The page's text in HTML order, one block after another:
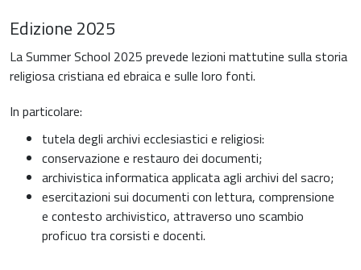
Edizione 2025
La Summer School 2025 prevede lezioni mattutine sulla storia
religiosa cristiana ed ebraica e sulle loro fonti.
In particolare:
tutela degli archivi ecclesiastici e religiosi:
conservazione e restauro dei documenti;
archivistica informatica applicata agli archivi del sacro;
esercitazioni sui documenti con lettura, comprensione
e contesto archivistico, attraverso uno scambio
proficuo tra corsisti e docenti.